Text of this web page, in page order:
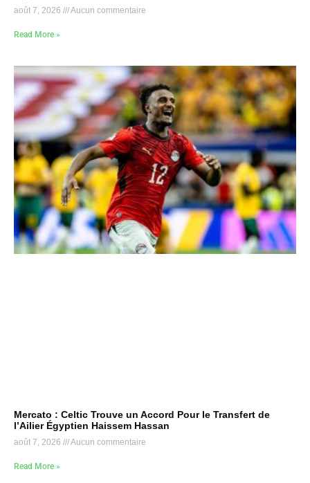
août 7, 2026 Aucun commentaire
Read More »
Mercato : Celtic Trouve un Accord Pour le Transfert de
l’Ailier Égyptien Haissem Hassan
août 7, 2026 Aucun commentaire
Read More »